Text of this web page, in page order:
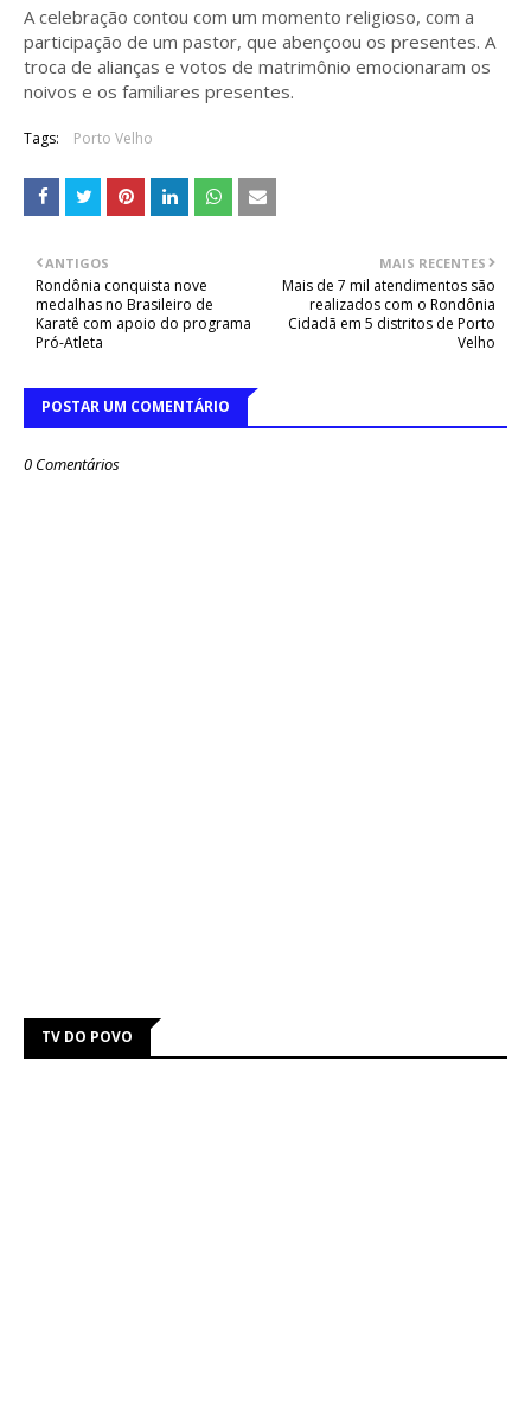
A celebração contou com um momento religioso, com a
participação de um pastor, que abençoou os presentes. A
troca de alianças e votos de matrimônio emocionaram os
noivos e os familiares presentes.
Tags: Porto Velho
MAIS RECENTES
Mais de 7 mil atendimentos são
realizados com o Rondônia
Cidadã em 5 distritos de Porto
Velho
ANTIGOS
Rondônia conquista nove
medalhas no Brasileiro de
Karatê com apoio do programa
Pró-Atleta
POSTAR UM COMENTÁRIO
0 Comentários
TV DO POVO